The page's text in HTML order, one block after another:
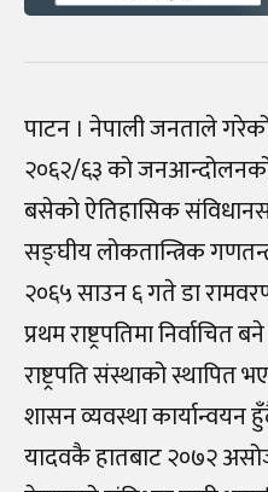
पाटन । नेपाली जनताले
२०६२/६३ को
बसेको ऐतिहासिक
सङ्घीय लोकतान्त्रिक
२०६५ साउन ६ गते डा
प्रथम राष्ट्रपतिमा निर्वाचित
राष्ट्रपति संस्थाको
शासन व्यवस्था कार्यान्वयन
यादवकै हातबाट २०७२